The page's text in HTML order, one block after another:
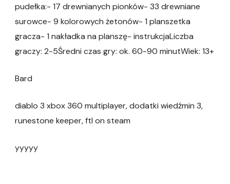
pudełka:- 17 drewnianych pionków- 33 drewniane
surowce- 9 kolorowych żetonów- 1 planszetka
gracza- 1 nakładka na planszę- instrukcjaLiczba
graczy: 2-5Średni czas gry: ok. 60-90 minutWiek: 13+
Bard
diablo 3 xbox 360 multiplayer, dodatki wiedźmin 3,
runestone keeper, ftl on steam
yyyyy